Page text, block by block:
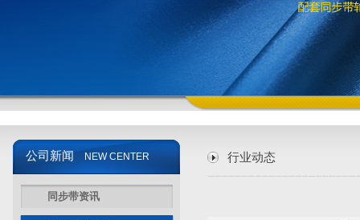
公司新闻 NEW CENTER
同步带资讯
行业动态